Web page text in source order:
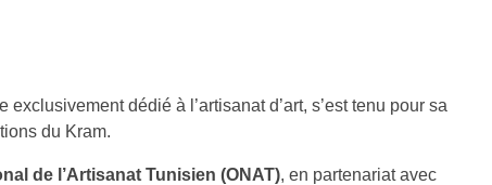
dédié à l’artisanat d’art, s’est tenu pour sa
du Kram.
de l’Artisanat Tunisien (ONAT), en partenariat avec